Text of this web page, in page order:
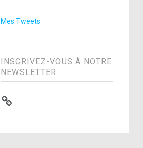
Mes Tweets
INSCRIVEZ-VOUS À NOTRE
NEWSLETTER